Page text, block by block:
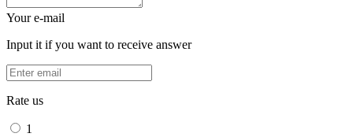
Your e-mail
Input it if you want to receive answer
Rate us
1